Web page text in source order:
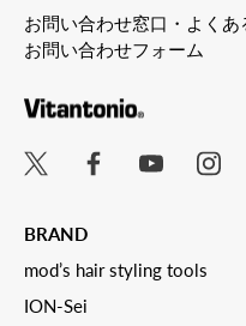
お問い合わせ窓口・よくあ
お問い合わせフォーム
BRAND
mod’s hair styling tools
ION-Sei